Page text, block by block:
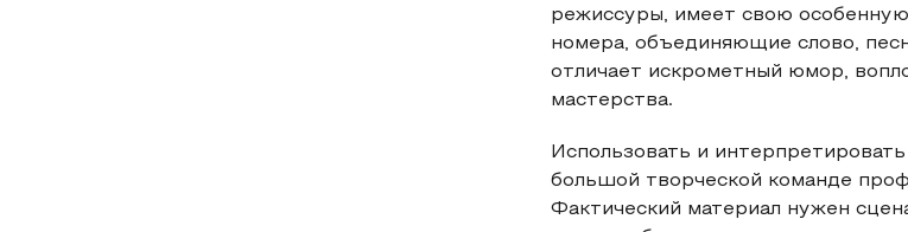
режиссуры, имеет свою
номера, объединяющие слово,
отличает искрометный юмор,
мастерства.
Использовать и
большой творческой команде
Фактический материал нужен